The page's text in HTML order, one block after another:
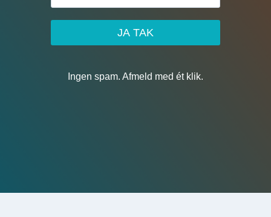
JA TAK
Ingen spam. Afmeld med ét klik.